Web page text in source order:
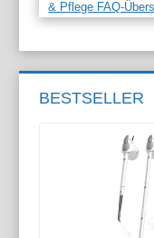
& Pflege FAQ-
BESTSELLER